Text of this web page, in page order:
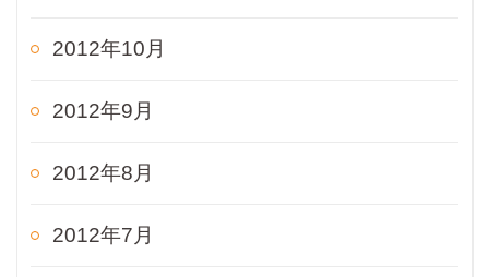
2012年10月
2012年9月
2012年8月
2012年7月